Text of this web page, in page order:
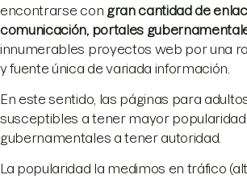
encontrarse con gran cantidad de
comunicación, portales
innumerables proyectos web por una
y fuente única de variada información.
En este sentido, las páginas para
susceptibles a tener mayor popularidad
gubernamentales a tener autoridad.
La popularidad la medimos en tráfico